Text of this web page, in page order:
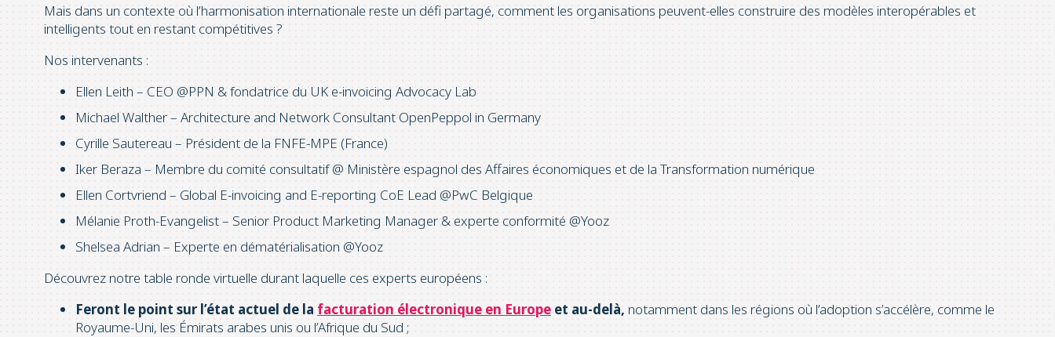
Mais dans un contexte où l’harmonisation internationale reste un défi partagé, comment les organisations peuvent-elles construire des modèles interopérables et
intelligents tout en restant compétitives ?
Nos intervenants :
Ellen Leith – CEO @PPN & fondatrice du UK e-invoicing Advocacy Lab
Michael Walther – Architecture and Network Consultant OpenPeppol in Germany
Cyrille Sautereau – Président de la FNFE-MPE (France)
Iker Beraza – Membre du comité consultatif @ Ministère espagnol des Affaires économiques et de la Transformation numérique
Ellen Cortvriend – Global E-invoicing and E-reporting CoE Lead @PwC Belgique
Mélanie Proth-Evangelist – Senior Product Marketing Manager & experte conformité @Yooz
Shelsea Adrian – Experte en dématérialisation @Yooz
Découvrez notre table ronde virtuelle durant laquelle ces experts européens :
Feront le point sur l’état actuel de la facturation électronique en Europe et au-delà, notamment dans les régions où l’adoption s’accélère, comme le
Royaume-Uni, les Émirats arabes unis ou l’Afrique du Sud ;